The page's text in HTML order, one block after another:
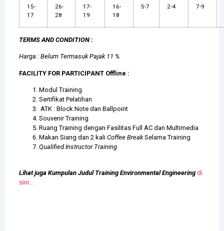
15-
17
26-
28
17-
19
16-
18
5-7 2-4 7-9
TERMS AND CONDITION :
Harga : Belum Termasuk Pajak 11 %
FACILITY FOR PARTICIPANT Offline :
Modul Training
Sertifikat Pelatihan
ATK : Block Note dan Ballpoint
Souvenir Training
Ruang Training dengan Fasilitas Full AC dan Multimedia
Makan Siang dan 2 kali Coffee BreakSelama Training
Qualified Instructor Training
Lihat juga Kumpulan Judul Training Environmental Engineering di
sini…